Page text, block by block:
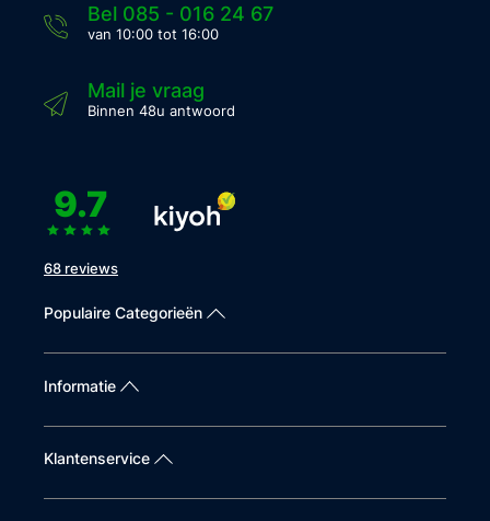
Bel 085 - 016 24 67
van 10:00 tot 16:00
Mail je vraag
Binnen 48u antwoord
9.7
68 reviews
Populaire Categorieën
Informatie
Klantenservice